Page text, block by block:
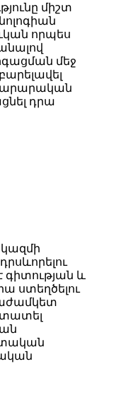
միշտ
որպես
մեջ
դրա
գիտության և
ստեղծելու